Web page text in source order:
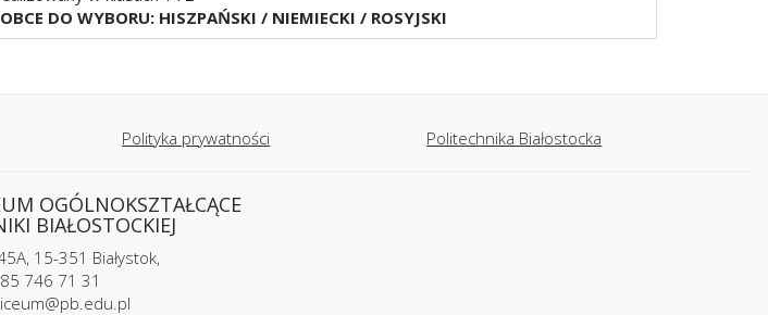
DO WYBORU: HISZPAŃSKI / NIEMIECKI / ROSYJSKI
Polityka prywatności Politechnika Białostocka
OGÓLNOKSZTAŁCĄCE
BIAŁOSTOCKIEJ
15-351 Białystok,
746 71 31